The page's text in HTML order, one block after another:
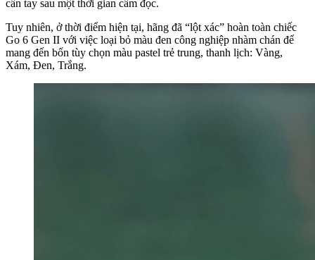
cấn tay sau một thời gian cầm đọc.
Tuy nhiên, ở thời điểm hiện tại, hãng đã “lột xác” hoàn toàn chiếc
Go 6 Gen II với việc loại bỏ màu đen công nghiệp nhàm chán để
mang đến bốn tùy chọn màu pastel trẻ trung, thanh lịch: Vàng,
Xám, Đen, Trắng.